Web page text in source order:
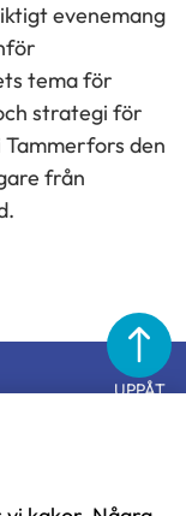
evenemang
tema för
strategi för
den
från
UPPÅT